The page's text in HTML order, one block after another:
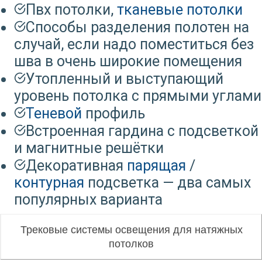
Пвх потолки, тканевые потолки
Способы разделения полотен на
случай, если надо поместиться без
шва в очень широкие помещения
Утопленный и выступающий
уровень потолка с прямыми углами
Теневой профиль
Встроенная гардина с подсветкой
и магнитные решётки
Декоративная парящая /
контурная подсветка — два самых
популярных варианта
Трековые системы освещения для натяжных
потолков